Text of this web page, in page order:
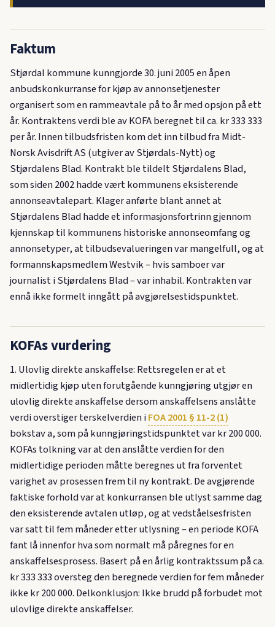
Faktum
Stjørdal kommune kunngjorde 30. juni 2005 en åpen
anbudskonkurranse for kjøp av annonsetjenester
organisert som en rammeavtale på to år med opsjon på ett
år. Kontraktens verdi ble av KOFA beregnet til ca. kr 333 333
per år. Innen tilbudsfristen kom det inn tilbud fra Midt-
Norsk Avisdrift AS (utgiver av Stjørdals-Nytt) og
Stjørdalens Blad. Kontrakt ble tildelt Stjørdalens Blad,
som siden 2002 hadde vært kommunens eksisterende
annonseavtalepart. Klager anførte blant annet at
Stjørdalens Blad hadde et informasjonsfortrinn gjennom
kjennskap til kommunens historiske annonseomfang og
annonsetyper, at tilbudsevalueringen var mangelfull, og at
formannskapsmedlem Westvik – hvis samboer var
journalist i Stjørdalens Blad – var inhabil. Kontrakten var
ennå ikke formelt inngått på avgjørelsestidspunktet.
KOFAs vurdering
1. Ulovlig direkte anskaffelse: Rettsregelen er at et
midlertidig kjøp uten forutgående kunngjøring utgjør en
ulovlig direkte anskaffelse dersom anskaffelsens anslåtte
verdi overstiger terskelverdien iFOA 2001 § 11-2 (1)
bokstav a, som på kunngjøringstidspunktet var kr 200 000.
KOFAs tolkning var at den anslåtte verdien for den
midlertidige perioden måtte beregnes ut fra forventet
varighet av prosessen frem til ny kontrakt. De avgjørende
faktiske forhold var at konkurransen ble utlyst samme dag
den eksisterende avtalen utløp, og at vedståelsesfristen
var satt til fem måneder etter utlysning – en periode KOFA
fant lå innenfor hva som normalt må påregnes for en
anskaffelsesprosess. Basert på en årlig kontraktssum på ca.
kr 333 333 oversteg den beregnede verdien for fem måneder
ikke kr 200 000. Delkonklusjon: Ikke brudd på forbudet mot
ulovlige direkte anskaffelser.